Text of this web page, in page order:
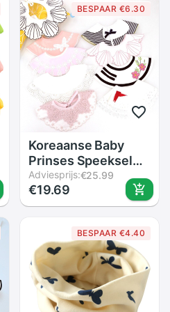
BESPAAR €6.30
Koreaanse Baby
Prinses Speeksel
Handdoek Katoen
Bib Borduurwerk
Kleur Kinderen
Adviesprijs:€25.99
€19.69
BESPAAR €4.40